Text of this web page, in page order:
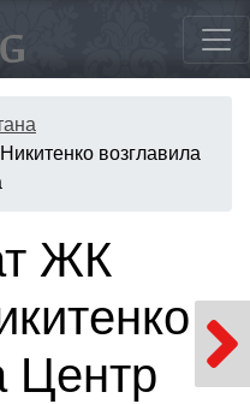
возглавила
ЖК
Центр